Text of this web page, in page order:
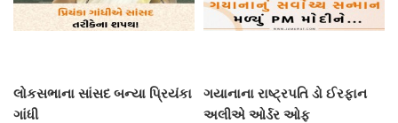
લોકસભાના સાંસદ બન્યા પ્રિયંકા
ગાંધી
ગયાનાના રાષ્ટ્રપતિ ડો ઈરફાન
અલીએ ઓર્ડર ઓફ